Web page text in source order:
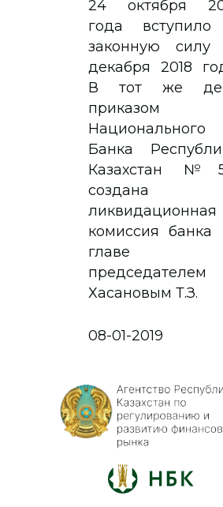
24 октября
года
законную силу
декабря 2018
В тот же
приказом
Национального
Банка
Казахстан
создана
ликвидационная
комиссия банка
главе
председателем
Хасановым Т.З.
08-01-2019